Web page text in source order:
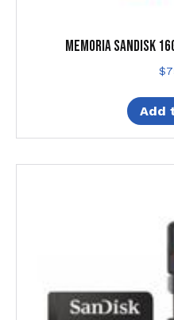
MEMORIA SANDISK
$
Add